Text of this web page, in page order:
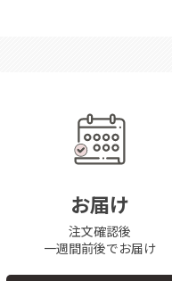
お届け
注文確認後
一週間前後でお届け